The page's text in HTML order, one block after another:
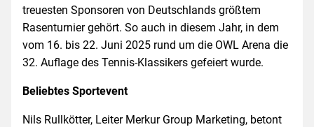
treuesten Sponsoren von Deutschlands größtem
Rasenturnier gehört. So auch in diesem Jahr, in dem
vom 16. bis 22. Juni 2025 rund um die OWL Arena die
32. Auflage des Tennis-Klassikers gefeiert wurde.
Beliebtes Sportevent
Nils Rullkötter, Leiter Merkur Group Marketing, betont